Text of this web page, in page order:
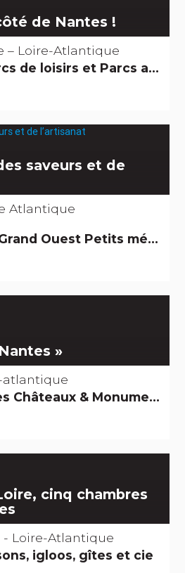
de Nantes !
– Loire-Atlantique
animaliers Activités touristiques, sportives, culturelles
saveurs et de
Atlantique
Ouest Petits métiers
»
atlantique
chemins Edifices remarquables Activités touristiques, sportives, culturelles
cinq chambres
Loire-Atlantique
igloos, gîtes et cie